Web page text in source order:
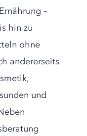
–
hin zu
ohne
andererseits
und